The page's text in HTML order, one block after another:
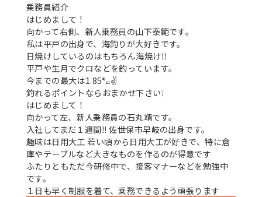
乗務員紹介
はじめまして！
向かって右側、新人乗務員の山下泰範です。
私は平戸の出身で、海釣りが大好きです。
日焼けしているのはもちろん海焼け‼
平戸や生月でクロなどを釣っています。
今までの最大は1.85㌔✌
釣れるポイントならおまかせ下さい❕
はじめまして！
向かって左、新人乗務員の石丸靖です。
入社してまだ１週間‼ 佐世保市早岐の出身です。
趣味は日用大工若い頃から日用大工が好きで、特に倉
庫やテーブルなど大きなものを作るのが得意です
ふたりともただ今研修中で、接客マナーなどを勉強中
です。
１日も早く制服を着て、乗務できるよう頑張ります